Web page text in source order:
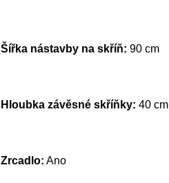
Šířka nástavby na skříň: 90 cm
Hloubka závěsné skříňky: 40 cm
Zrcadlo: Ano